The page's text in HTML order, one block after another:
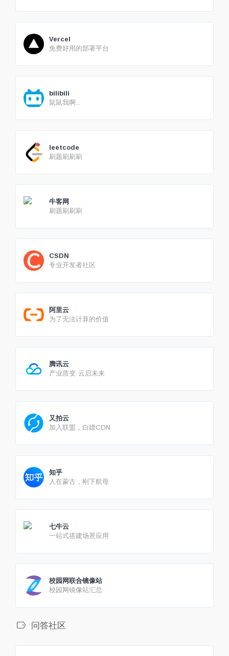
Vercel
免费好用的部署平台
bilibili
鼠鼠我啊...
leetcode
刷题刷刷刷
牛客网
刷题刷刷刷
CSDN
专业开发者社区
阿里云
为了无法计算的价值
腾讯云
产业质变·云启未来
又拍云
加入联盟，白嫖CDN
知乎
人在蒙古，刚下航母
七牛云
一站式搭建场景应用
校园网联合镜像站
校园网镜像站汇总
问答社区